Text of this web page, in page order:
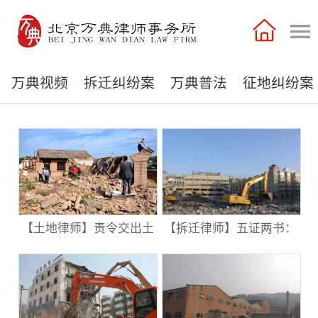
万典视频 拆迁纠纷案 万典普法 征地纠纷案
【土地律师】责令交出土
吗？别怕！你还有几件事
可以做
【拆迁律师】五证两书：